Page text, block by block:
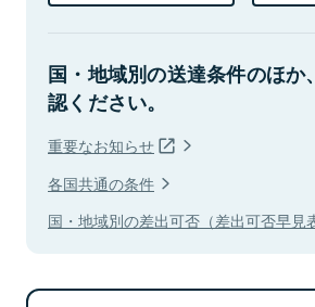
国・地域別の送達条件のほか
認ください。
重要なお知らせ
各国共通の条件
国・地域別の差出可否（差出可否早見